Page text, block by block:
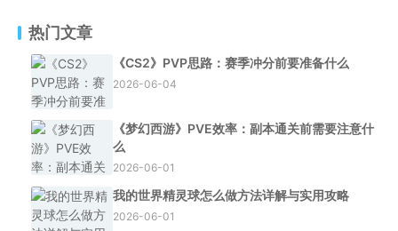
热门文章
《CS2》PVP思路：赛季冲分前要准备什么
2026-06-04
《梦幻西游》PVE效率：副本通关前需要注意什
么
2026-06-01
我的世界精灵球怎么做方法详解与实用攻略
2026-06-01